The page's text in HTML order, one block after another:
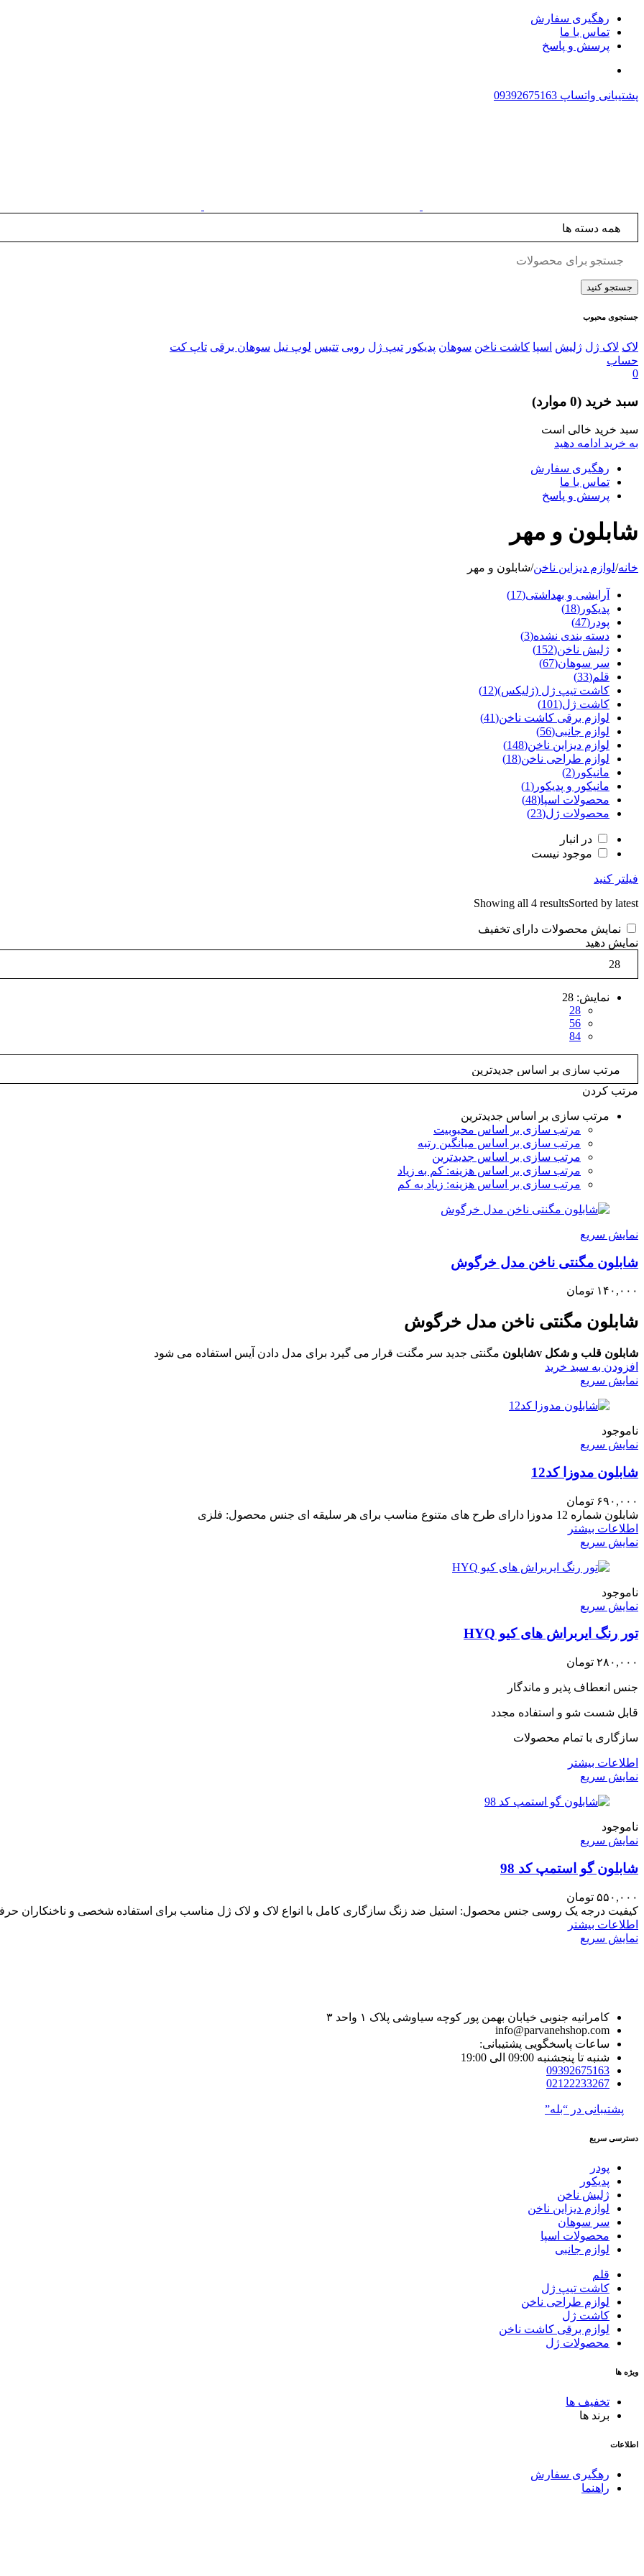
رهگیری سفارش
تماس با ما
پرسش و پاسخ
پشتیبانی واتساپ 09392675163
جستجوی محبوب
لاک لاک ژل ژلیش اسپا کاشت ناخن سوهان پدیکور تیپ ژل روبی تتیس لوپ نیل سوهان برقی تاپ کت
حساب
0
سبد خرید (0 موارد)
سبد خرید خالی است
به خرید ادامه دهید
رهگیری سفارش
تماس با ما
پرسش و پاسخ
شابلون و مهر
خانه/لوازم دیزاین ناخن/شابلون و مهر
آرایشی و بهداشتی(17)
پدیکور (18)
پودر (47)
دسته بندی نشده(3)
ژلیش ناخن(152)
سر سوهان(67)
قلم(33)
کاشت تیپ‌ ژل (ژلیکس)(12)
کاشت ژل(101)
لوازم برقی کاشت ناخن(41)
لوازم جانبی(56)
لوازم دیزاین ناخن(148)
لوازم طراحی ناخن(18)
مانیکور (2)
مانیکور و پدیکور (1)
محصولات اسپا(48)
محصولات ژل(23)
در انبار
موجود نیست
فیلتر کنید
Showing all 4 resultsSorted by latest
نمایش محصولات دارای تخفیف
نمایش دهید
نمایش: 28
28
56
84
مرتب کردن
مرتب سازی بر اساس جدیدترین
مرتب سازی بر اساس محبوبیت
مرتب سازی بر اساس میانگین رتبه
مرتب سازی بر اساس جدیدترین
مرتب سازی بر اساس هزینه: کم به زیاد
مرتب سازی بر اساس هزینه: زیاد به کم
نمایش سریع
شابلون مگنتی ناخن مدل خرگوش
۱۴۰,۰۰۰ تومان
شابلون مگنتی ناخن مدل خرگوش
شابلون قلب و شکل v شابلون مگنتی جدید سر مگنت قرار می گیرد برای مدل دادن آیس استفاده می شود
افزودن به سبد خرید
نمایش سریع
ناموجود
نمایش سریع
شابلون مدوزا کد12
۶۹۰,۰۰۰ تومان
شابلون شماره 12 مدوزا دارای طرح های متنوع مناسب برای هر سلیقه ای جنس محصول: فلزی
اطلاعات بیشتر
نمایش سریع
ناموجود
نمایش سریع
تور رنگ ایربراش های کیو HYQ
۲۸۰,۰۰۰ تومان
جنس انعطاف پذیر و ماندگار
قابل شست شو و استفاده مجدد
سازگاری با تمام محصولات
اطلاعات بیشتر
نمایش سریع
ناموجود
نمایش سریع
شابلون گو استمپ کد 98
۵۵۰,۰۰۰ تومان
کیفیت درجه یک روسی جنس محصول: استیل ضد زنگ سازگاری کامل با انواع لاک و لاک ژل مناسب برای استفاده شخصی و ناخنکاران
اطلاعات بیشتر
نمایش سریع
کامرانیه جنوبی خیابان بهمن پور کوچه سیاوشی پلاک ۱ واحد ۳
info@parvanehshop.com
ساعات پاسخگویی پشتیبانی:
شنبه تا پنجشنبه 09:00 الی 19:00
09392675163
02122233267
پشتیبانی در “بله”
دسترسی سریع
پودر
پدیکور
ژلیش ناخن
لوازم دیزاین ناخن
سر سوهان
محصولات اسپا
لوازم جانبی
قلم
کاشت تیپ‌ ژل
لوازم طراحی ناخن
کاشت ژل
لوازم برقی کاشت ناخن
محصولات ژل
ویژه ها
تخفیف ها
برند ها
اطلاعات
رهگیری سفارش
راهنما